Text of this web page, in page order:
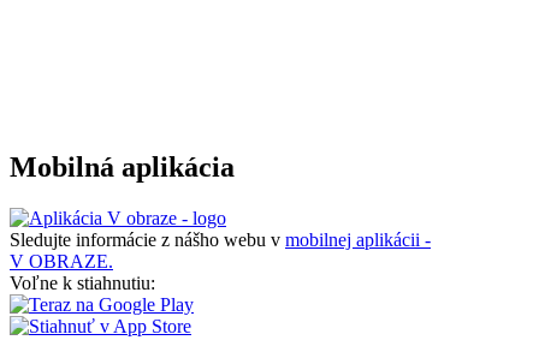
Mobilná aplikácia
Sledujte informácie z nášho webu v mobilnej aplikácii -
V OBRAZE.
Voľne k stiahnutiu: